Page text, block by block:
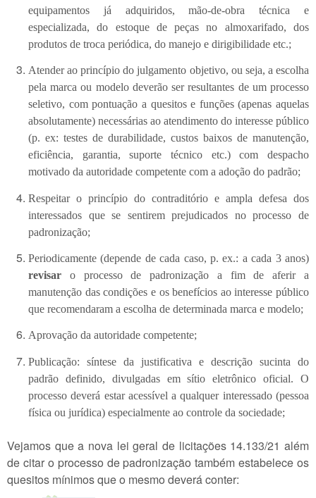
equipamentos já adquiridos, mão-de-obra técnica e
especializada, do estoque de peças no almoxarifado, dos
produtos de troca periódica, do manejo e dirigibilidade etc.;
Atender ao princípio do julgamento objetivo, ou seja, a escolha
pela marca ou modelo deverão ser resultantes de um processo
seletivo, com pontuação a quesitos e funções (apenas aquelas
absolutamente) necessárias ao atendimento do interesse público
(p. ex: testes de durabilidade, custos baixos de manutenção,
eficiência, garantia, suporte técnico etc.) com despacho
motivado da autoridade competente com a adoção do padrão;
Respeitar o princípio do contraditório e ampla defesa dos
interessados que se sentirem prejudicados no processo de
padronização;
Periodicamente (depende de cada caso, p. ex.: a cada 3 anos)
revisar o processo de padronização a fim de aferir a
manutenção das condições e os benefícios ao interesse público
que recomendaram a escolha de determinada marca e modelo;
Aprovação da autoridade competente;
Publicação: síntese da justificativa e descrição sucinta do
padrão definido, divulgadas em sítio eletrônico oficial. O
processo deverá estar acessível a qualquer interessado (pessoa
física ou jurídica) especialmente ao controle da sociedade;
Vejamos que a nova lei geral de licitações 14.133/21 além
de citar o processo de padronização também estabelece os
quesitos mínimos que o mesmo deverá conter: